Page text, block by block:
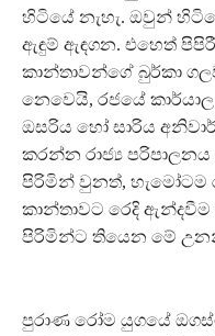
හිටියේ නැහැ. ඔවුන්
ඇඳුම් ඇඳගන. එහෙත්
කාන්තාවන්ගේ බුර්කා
නෙවෙයි, රජයේ
ඔසරිය හෝ සාරිය
කරන්න රාජ්‍ය
පිරිමින් වුනත්, හැමෝටම
කාන්තාවට රෙදි
පිරිමින්ට තියෙන මේ
පුරාණ රෝම යුගයේ